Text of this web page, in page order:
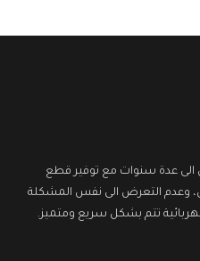
الى عدة سنوات مع توفير قطع
وعدم التعرض الى نفس المشكلة
تتم بشكل سريع ومتميز.